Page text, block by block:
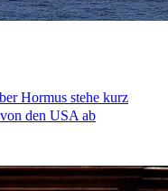
Hormus stehe kurz
den USA ab